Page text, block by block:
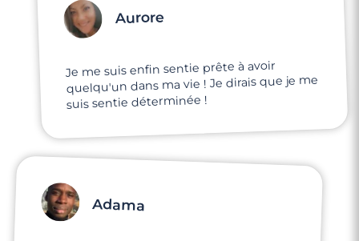
Aurore
Je me suis enfin sentie prête à avoir
quelqu'un dans ma vie ! Je dirais que je me
suis sentie déterminée !
Adama